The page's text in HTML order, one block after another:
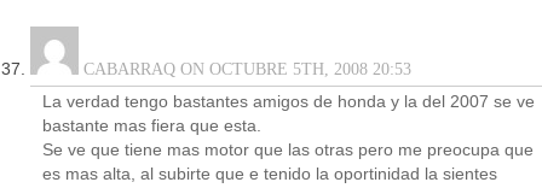
CABARRAQ ON OCTUBRE 5TH, 2008 20:53
La verdad tengo bastantes amigos de honda y la del 2007 se ve
bastante mas fiera que esta.
Se ve que tiene mas motor que las otras pero me preocupa que
es mas alta, al subirte que e tenido la oportinidad la sientes